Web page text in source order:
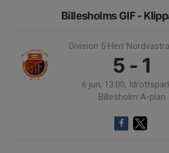
Billesholms GIF -
Division 5 Herr
5 - 1
6 jun, 13:00,
Billesholm A-plan